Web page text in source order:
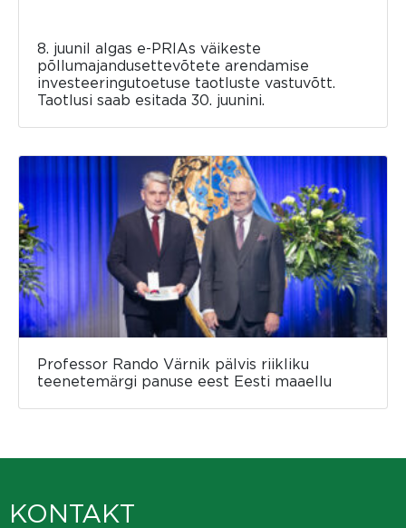
8. juunil algas e-PRIAs väikeste
põllumajandusettevõtete arendamise
investeeringutoetuse taotluste vastuvõtt.
Taotlusi saab esitada 30. juunini.
Professor Rando Värnik pälvis riikliku
teenetemärgi panuse eest Eesti maaellu
KONTAKT